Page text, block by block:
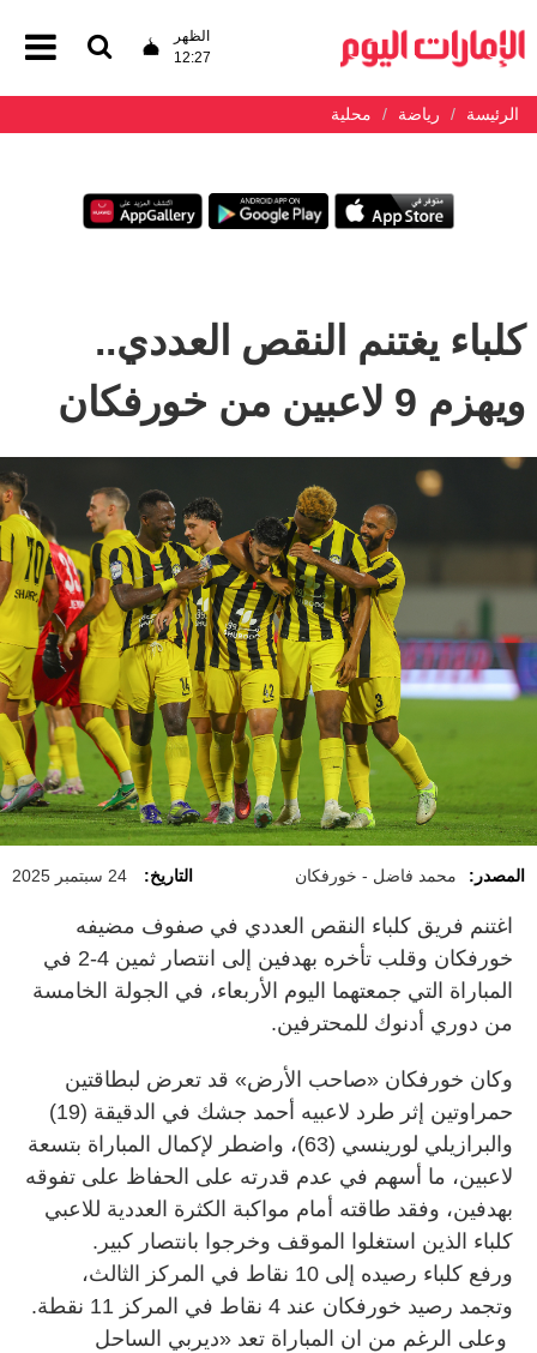
الظهر
12:27
الرئيسة رياضة محلية
كلباء يغتنم النقص العددي..
ويهزم 9 لاعبين من خورفكان
المصدر: محمد فاضل - خورفكان التاريخ: 24 سبتمبر 2025
اغتنم فريق كلباء النقص العددي في صفوف مضيفه
خورفكان وقلب تأخره بهدفين إلى انتصار ثمين 4-2 في
المباراة التي جمعتهما اليوم الأربعاء، في الجولة الخامسة
من دوري أدنوك للمحترفين.
وكان خورفكان «صاحب الأرض» قد تعرض لبطاقتين
حمراوتين إثر طرد لاعبيه أحمد جشك في الدقيقة (19)
والبرازيلي لورينسي (63)، واضطر لإكمال المباراة بتسعة
لاعبين، ما أسهم في عدم قدرته على الحفاظ على تفوقه
بهدفين، وفقد طاقته أمام مواكبة الكثرة العددية للاعبي
كلباء الذين استغلوا الموقف وخرجوا بانتصار كبير.
ورفع كلباء رصيده إلى 10 نقاط في المركز الثالث،
وتجمد رصيد خورفكان عند 4 نقاط في المركز 11 نقطة.
وعلى الرغم من ان المباراة تعد «ديربي الساحل